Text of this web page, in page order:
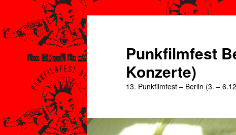
primären
springen
sekundären
springen
Punkfilmfest
Konzerte)
13. Punkfilmfest – Berlin (3. –